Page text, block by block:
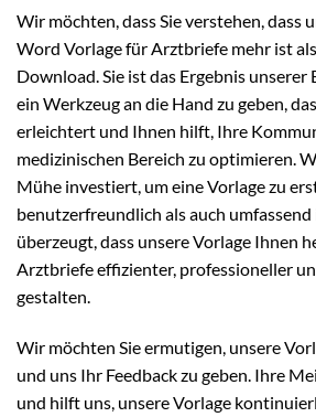
Wir möchten, dass Sie verstehen, dass
Word Vorlage für Arztbriefe mehr ist
Download. Sie ist das Ergebnis unserer
ein Werkzeug an die Hand zu geben,
erleichtert und Ihnen hilft, Ihre
medizinischen Bereich zu optimieren.
Mühe investiert, um eine Vorlage zu
benutzerfreundlich als auch
überzeugt, dass unsere Vorlage Ihnen
Arztbriefe effizienter, professioneller
gestalten.
Wir möchten Sie ermutigen, unsere
und uns Ihr Feedback zu geben. Ihre
und hilft uns, unsere Vorlage